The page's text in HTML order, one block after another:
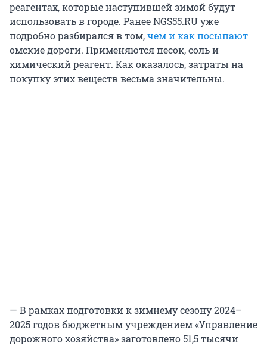
реагентах, которые наступившей зимой будут
использовать в городе. Ранее NGS55.RU уже
подробно разбирался в том,чем и как посыпают
омские дороги. Применяются песок, соль и
химический реагент. Как оказалось, затраты на
покупку этих веществ весьма значительны.
— В рамках подготовки к зимнему сезону 2024–
2025 годов бюджетным учреждением «Управление
дорожного хозяйства» заготовлено 51,5 тысячи